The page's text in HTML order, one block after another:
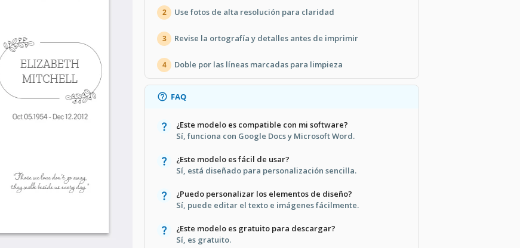
2 Use fotos de alta resolución para claridad
3 Revise la ortografía y detalles antes de imprimir
4 Doble por las líneas marcadas para limpieza
FAQ
¿Este modelo es compatible con mi software?
Sí, funciona con Google Docs y Microsoft Word.
¿Este modelo es fácil de usar?
Sí, está diseñado para personalización sencilla.
¿Puedo personalizar los elementos de diseño?
Sí, puede editar el texto e imágenes fácilmente.
¿Este modelo es gratuito para descargar?
Sí, es gratuito.